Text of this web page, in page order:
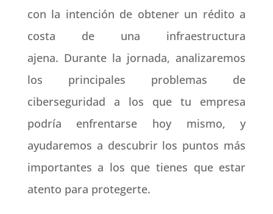
con la intención de obtener un rédito a
costa de una infraestructura
ajena. Durante la jornada, analizaremos
los principales problemas de
ciberseguridad a los que tu empresa
podría enfrentarse hoy mismo, y
ayudaremos a descubrir los puntos más
importantes a los que tienes que estar
atento para protegerte.